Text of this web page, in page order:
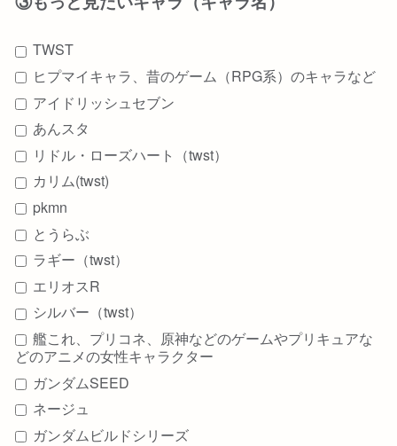
ケツだけ星人
フォルメ人形化）
全頭マスク被せられ、額に素顔の写真を貼られる
マネキン化
腹パン
マツバ
Add your answer
TWST
ヒプマイキャラ、昔のゲーム（RPG系）のキャラなど
アイドリッシュセブン
あんスタ
リドル・ローズハート（twst）
カリム(twst)
pkmn
とうらぶ
ラギー（twst）
エリオスR
シルバー（twst）
艦これ、プリコネ、原神などのゲームやプリキュアな
どのアニメの女性キャラクター
ガンダムSEED
ネージュ
ガンダムビルドシリーズ